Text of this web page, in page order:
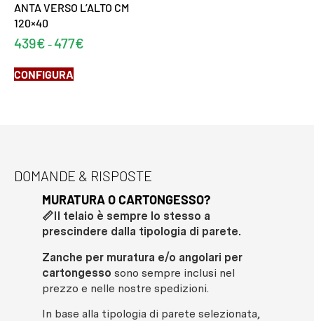
ANTA VERSO L’ALTO CM
120×40
439€ -477€
CONFIGURA
DOMANDE & RISPOSTE
MURATURA O CARTONGESSO?
📏Il telaio è sempre lo stesso a
prescindere dalla tipologia di parete.
Zanche per muratura e/o angolari per
cartongesso sono sempre inclusi nel
prezzo e nelle nostre spedizioni.
In base alla tipologia di parete selezionata,